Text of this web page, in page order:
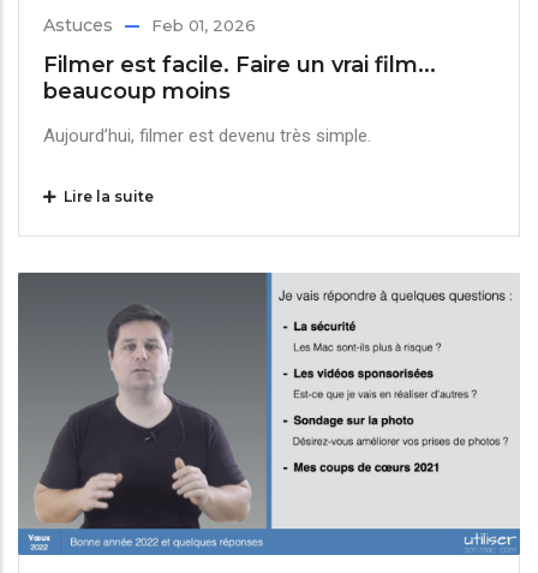
Astuces Feb 01, 2026
Filmer est facile. Faire un vrai film...
beaucoup moins
Aujourd’hui, filmer est devenu très simple.
Lire la suite